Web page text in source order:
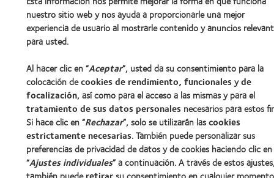
nuestro sitio web y nos ayuda a proporcionarle una mejor
experiencia de usuario al mostrarle contenido y anuncios
para usted.
Al hacer clic en “Aceptar”, usted da su consentimiento para la
colocación decookies de rendimiento, funcionalesyde
focalización, así como para el acceso a las mismas y para el
tratamiento de sus datos personalesnecesarios para estos
Si hace clic en “Rechazar”, solo se utilizarán lascookies
estrictamente necesarias. También puede personalizar sus
preferencias de privacidad de datos y de cookies haciendo clic en
“Ajustes individuales” a continuación. A través de estos